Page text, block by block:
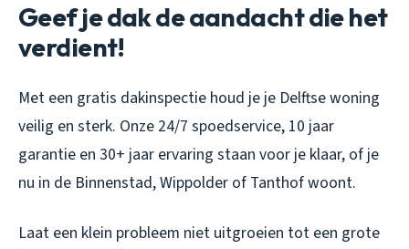
Geef je dak de aandacht die het
verdient!
Met een gratis dakinspectie houd je je Delftse woning
veilig en sterk. Onze 24/7 spoedservice, 10 jaar
garantie en 30+ jaar ervaring staan voor je klaar, of je
nu in de Binnenstad, Wippolder of Tanthof woont.
Laat een klein probleem niet uitgroeien tot een grote